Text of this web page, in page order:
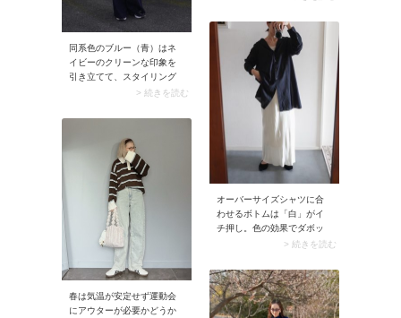
と、モードなカジュアルコ
ーデにシフトします。素材
自体に存在感がある分、デ
ザインはあえてシンプルに
まとめるのが洗練見えのコ
ツです。
同系色のブルー（青）はネ
イビーのクリーンな印象を
引き立てて、スタイリング
をすっきりと上品に見せる
パンツとブルーシャツの着
板のコンビです。
> 続きを読む
オーバーサイズシャツに合
わせるボトムは「白」がイ
チ押し。色の効果でダボッ
としたシャツが軽やかに見
に。シャツの裾は出したま
までもコーデがサマになり
ますよ。
> 続きを読む
春は気温が安定せず運動会
にアウターが必要かどうか